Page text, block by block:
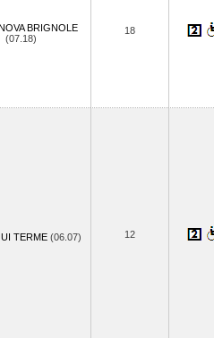
BRIGNOLE
(07.18)
18
TERME (06.07) 12